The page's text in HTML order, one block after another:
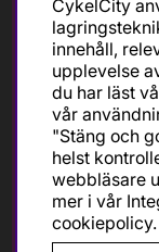
Bikefit Retül
Öppettider
Måndag-Fredag
Lördagar 10-14
Avvikande
CykelCity
innehåll,
upplevelse
du har läst
vår
"Stäng och
helst
webbläsare
mer i vår
cookiepolicy.